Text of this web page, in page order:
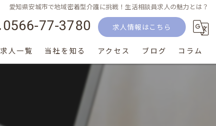
愛知県安城市で地域密着型介護に挑戦！生活相談員求人の魅力とは？
0566-77-3780 求人情報はこちら
求人一覧 当社を知る アクセス ブログ コラム